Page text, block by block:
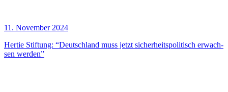
11. November 2024
Her­tie Stif­tung: “Deutsch­land muss jetzt sicher­heits­po­li­tisch erwach­
sen werden”